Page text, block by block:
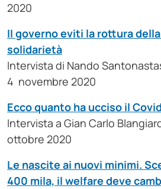
2020
II governo eviti la rottura
solidarietà
Intervista di Nando
4 novembre 2020
Ecco quanto ha ucciso il Covid
Intervista a Gian Carlo
ottobre 2020
Le nascite ai nuovi minimi.
400 mila, il welfare deve